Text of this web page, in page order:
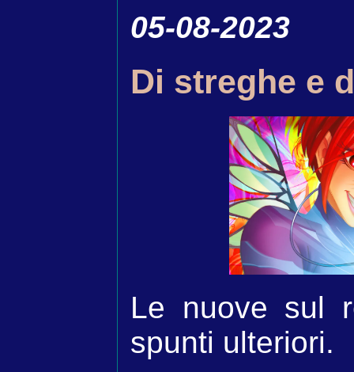
05-08-2023
Di streghe e
Le nuove sul
spunti ulteriori.